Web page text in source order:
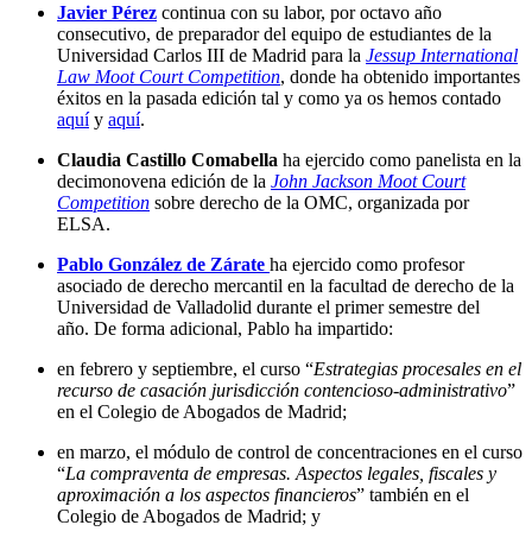
Javier Pérez continua con su labor, por octavo año
consecutivo, de preparador del equipo de estudiantes de la
Universidad Carlos III de Madrid para la Jessup International
Law Moot Court Competition, donde ha obtenido importantes
éxitos en la pasada edición tal y como ya os hemos contado
aquíy aquí.
Claudia Castillo Comabella ha ejercido como panelista en la
decimonovena edición de la John Jackson Moot Court
Competition sobre derecho de la OMC, organizada por
ELSA.
Pablo González de Zárate ha ejercido como profesor
asociado de derecho mercantil en la facultad de derecho de la
Universidad de Valladolid durante el primer semestre del
año. De forma adicional, Pablo ha impartido:
en febrero y septiembre, el curso “Estrategias procesales en el
recurso de casación jurisdicción contencioso-administrativo”
en el Colegio de Abogados de Madrid;
en marzo, el módulo de control de concentraciones en el curso
“La compraventa de empresas. Aspectos legales, fiscales y
aproximación a los aspectos financieros” también en el
Colegio de Abogados de Madrid; y